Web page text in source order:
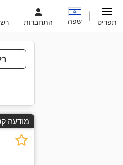
התחברות שפה תפריט
מודעה